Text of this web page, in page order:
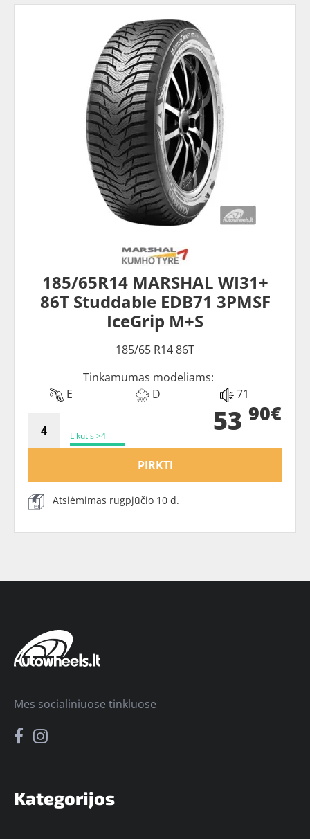
185/65R14 MARSHAL WI31+
86T Studdable EDB71 3PMSF
IceGrip M+S
185/65 R14 86T
Tinkamumas modeliams:
E
D 71
Likutis >4 53 90€
PIRKTI
Atsiėmimas rugpjūčio 10 d.
Kategorijos
Mes socialiniuose tinkluose